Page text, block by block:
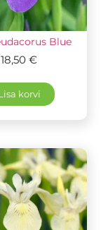
Blue
18,50 €
korvi